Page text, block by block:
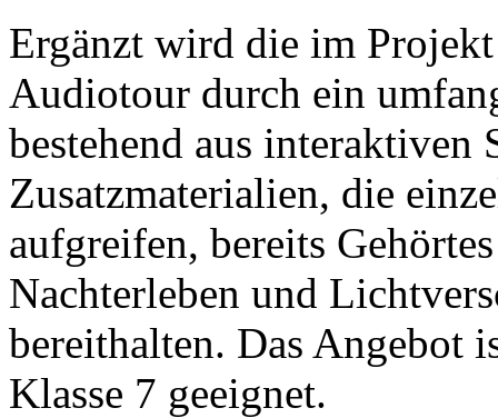
Ergänzt wird die im
Audiotour durch ein
bestehend aus interaktiven
Zusatzmaterialien, die
aufgreifen, bereits
Nachterleben und
bereithalten. Das Angebot
Klasse 7 geeignet.